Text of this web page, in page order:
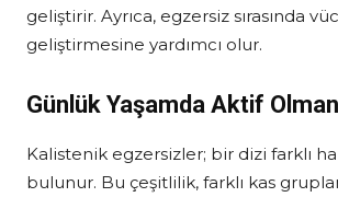
geliştirir. Ayrıca, egzersiz sırasında
geliştirmesine yardımcı olur.
Günlük Yaşamda Aktif
Kalistenik egzersizler; bir dizi farklı
bulunur. Bu çeşitlilik, farklı kas